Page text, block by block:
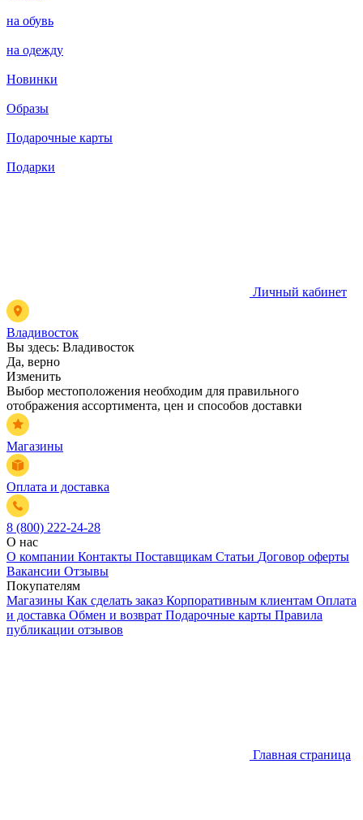
на обувь
на одежду
Новинки
Образы
Подарочные карты
Подарки
Личный кабинет
Владивосток
Вы здесь: Владивосток
Да, верно
Изменить
Выбор местоположения необходим для правильного
отображения ассортимента, цен и способов доставки
Магазины
Оплата и доставка
8 (800) 222-24-28
О нас
О компании Контакты Поставщикам Статьи Договор оферты
Вакансии Отзывы
Покупателям
Магазины Как сделать заказ Корпоративным клиентам Оплата
и доставка Обмен и возврат Подарочные карты Правила
публикации отзывов
Главная страница